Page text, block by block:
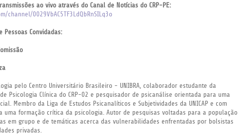
ao vivo através do Canal de Notícias do CRP-PE:
channel/0029VbAC5TF3LdQbRnSILq3o
Pessoas Convidadas:
pelo Centro Universitário Brasileiro - UNIBRA, colaborador estudante da
Psicologia Clínica do CRP-02 e pesquisador de psicanálise orientada para uma
Membro da Liga de Estudos Psicanalíticos e Subjetividades da UNICAP e com
uma formação crítica da psicologia. Autor de pesquisas voltadas para a população
em grupo e de temáticas acerca das vulnerabilidades enfrentadas por bolsistas
privadas.